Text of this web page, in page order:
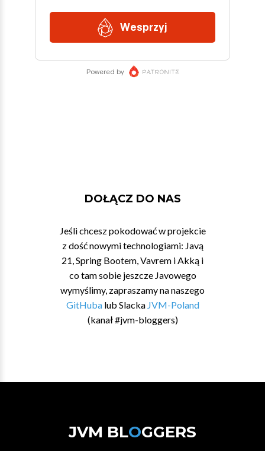
DOŁĄCZ DO NAS
Jeśli chcesz pokodować w projekcie
z dość nowymi technologiami: Javą
21, Spring Bootem, Vavrem i Akką i
co tam sobie jeszcze Javowego
wymyślimy, zapraszamy na naszego
GitHubalub Slacka JVM-Poland
(kanał #jvm-bloggers)
JVM BLOGGERS